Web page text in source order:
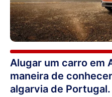
Alugar um carro em
maneira de
algarvia de